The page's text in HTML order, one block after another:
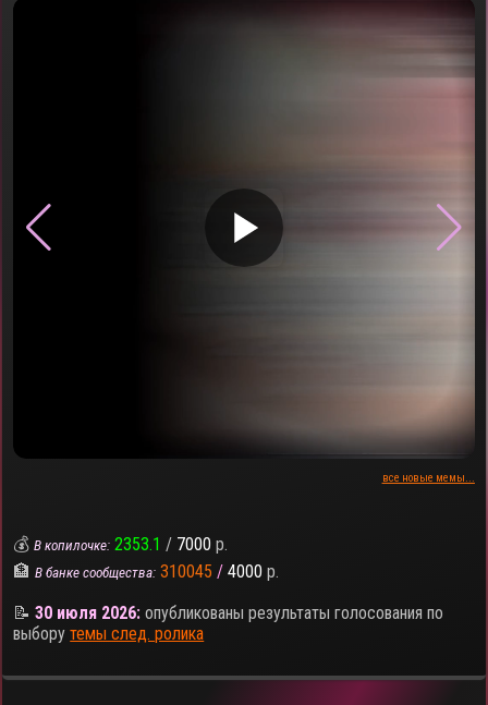
▶
все новые мемы...
💰В копилочке: 2353.1 / 7000 р.
🏦В банке сообщества: 310045 / 4000 р.
📝30 июля 2026: опубликованы результаты голосования по
выборутемы след. ролика